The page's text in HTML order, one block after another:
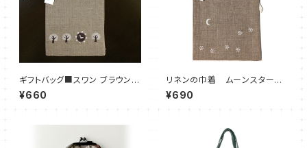
ギフトバッグ■スワン ブラウン■
巾着
¥660
リネンの巾着 ムーンスター
ギフトバッグ
¥690